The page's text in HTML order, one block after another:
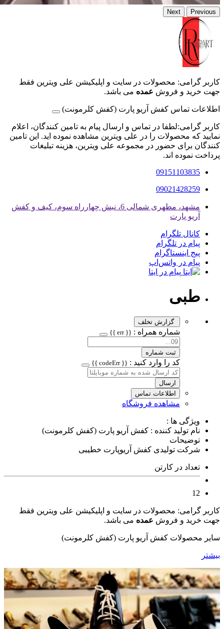
Previous
Next
کاربر گرامی: محصولات در سایت و اپلیکیشن علی ویترین فقط
جهت خرید و فروش عمده می باشد.
اطلاعات تماس کفش آریو پارت (کفش کلرمونت)
کاربر گرامی:لطفا در تماس و ارسال پیام به تامین کنندگان، اعلام
نمایید که محصولات را در علی ویترین مشاهده نموده اید. این تامین
کنندگان برای حضور در مجموعه علی ویترین، هزینه تبلیغات
پرداخت نموده اند.
09151103835
09021428259
مشهد، مطهری شمالی 6، نبش چهارراه سوم، کیف و کفش
آریو پارت
کانال تلگرام
پیام در تلگرام
پیج اینستاگرام
پیام در واتس‌اپ
پیام در ایتا
طبی
گزارش تخلف
شماره همراه : {{ err }}
ثبت شماره
کد را وارد کنید : {{ codeErr }}
ارسال
اطلاعات تماس
مشاهده فروشگاه
ویژگی ها :
نام تولید کننده : کفش آریو پارت (کفش کلرمونت)
توضیحات
شرکت تولیدی کفش آریوپارت خطیبی
تعداد در کارتن
12
کاربر گرامی: محصولات در سایت و اپلیکیشن علی ویترین فقط
جهت خرید و فروش عمده می باشد.
سایر محصولات کفش آریو پارت (کفش کلرمونت)
بیشتر